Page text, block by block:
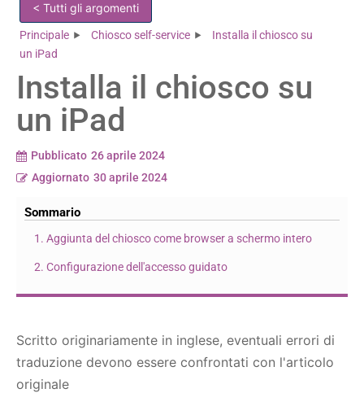
< Tutti gli argomenti
Principale Chiosco self-service
Installa il chiosco su
un iPad
Installa il chiosco su
un iPad
Pubblicato 26 aprile 2024
Aggiornato 30 aprile 2024
Sommario
1. Aggiunta del chiosco come browser a schermo intero
2. Configurazione dell'accesso guidato
Scritto originariamente in inglese, eventuali errori di
traduzione devono essere confrontati con l'articolo
originale